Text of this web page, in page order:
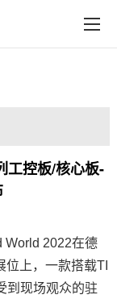
在线购买
工控板/核心板-
World 2022在德
位上，一款搭载TI
到现场观众的驻